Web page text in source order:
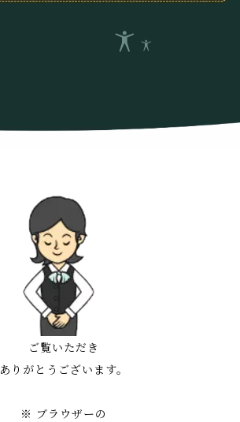
ご覧いただき
ありがとうございます。
※ ブラウザーの